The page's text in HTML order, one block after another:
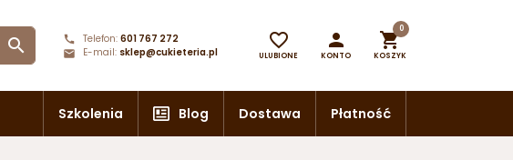
 Telefon: 601 767 272
E-mail: sklep@cukieteria.pl

ULUBIONE

KONTO

0
KOSZYK
Szkolenia Blog Dostawa Płatność